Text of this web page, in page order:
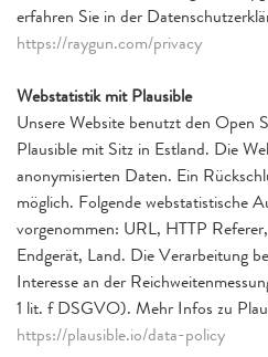
erfahren Sie in der
https://raygun.com/privacy
Webstatistik mit Plausible
Unsere Website benutzt den Open
Plausible mit Sitz in Estland. Die
anonymisierten Daten. Ein
möglich. Folgende webstatistische
vorgenommen: URL, HTTP
Endgerät, Land. Die Verarbeitung
Interesse an der
1 lit. f DSGVO). Mehr Infos zu
https://plausible.io/data-policy